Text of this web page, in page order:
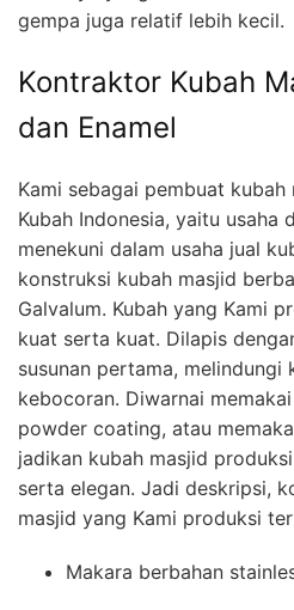
gempa juga relatif lebih kecil.
Kontraktor Kubah
dan Enamel
Kami sebagai pembuat
Kubah Indonesia, yaitu usaha
menekuni dalam usaha jual
konstruksi kubah masjid
Galvalum. Kubah yang Kami
kuat serta kuat. Dilapis
susunan pertama, melindungi
kebocoran. Diwarnai
powder coating, atau
jadikan kubah masjid
serta elegan. Jadi deskripsi,
masjid yang Kami produksi
Makara berbahan